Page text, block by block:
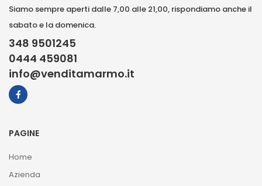
Siamo sempre aperti dalle 7,00 alle 21,00, rispondiamo anche il
sabato e la domenica.
348 9501245
0444 459081
info@venditamarmo.it
PAGINE
Home
Azienda